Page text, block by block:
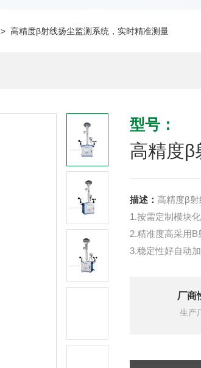
高精度β射线扬尘监测系统，实时精准测量
型号：
高精度β
描述： 高精度β
1.按需定制模块
2.精准度高采用
3.稳定性好自动
6.便于布点 4G
7.自动治理超限
厂商
生产